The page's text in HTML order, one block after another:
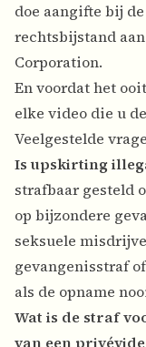
doe aangifte bij
rechtsbijstand
Corporation.
En voordat het
elke video die u
Veelgestelde
Is upskirting
strafbaar gesteld
op bijzondere
seksuele
gevangenisstraf of
als de opname
Wat is de straf
van een